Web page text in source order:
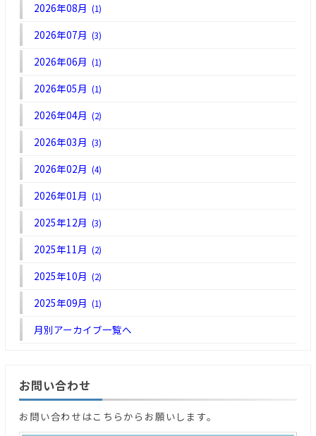
2026年08月(1)
2026年07月(3)
2026年06月(1)
2026年05月(1)
2026年04月(2)
2026年03月(3)
2026年02月(4)
2026年01月(1)
2025年12月(3)
2025年11月(2)
2025年10月(2)
2025年09月(1)
月別アーカイブ一覧へ
お問い合わせ
お問い合わせはこちらからお願いします。